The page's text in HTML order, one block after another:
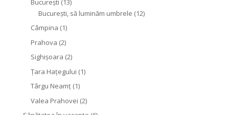
București, să luminăm umbrele (12)
Câmpina (1)
Prahova (2)
Sighişoara (2)
Țara Hațegului (1)
Târgu Neamţ(1)
Valea Prahovei (2)